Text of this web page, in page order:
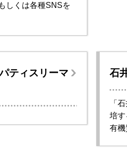
しくは各種SNSを
ティスリーマ
石
「
培
有機